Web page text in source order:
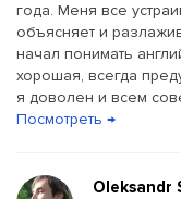
года. Меня все
объясняет и
начал понимать
хорошая, всегда
я доволен и всем
Посмотреть →
Oleksandr